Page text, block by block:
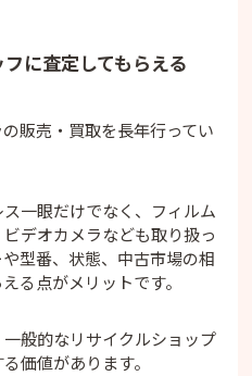
に査定してもらえる
販売・買取を長年行ってい
一眼だけでなく、フィルム
デオカメラなども取り扱っ
型番、状態、中古市場の相
る点がメリットです。
般的なリサイクルショップ
価値があります。